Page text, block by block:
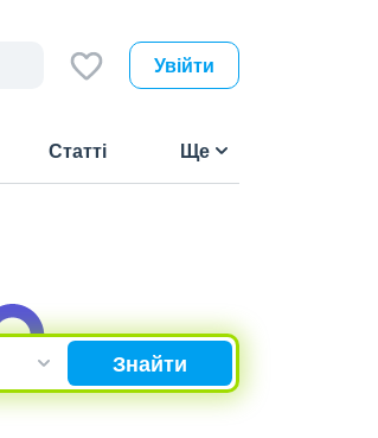
Увійти
Статті Ще
Знайти